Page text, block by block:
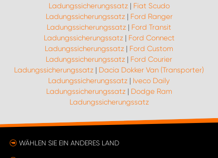
Ladungssicherungssatz| Fiat Scudo
Ladungssicherungssatz| Ford Ranger
Ladungssicherungssatz | Ford Transit
Ladungssicherungssatz| Ford Connect
Ladungssicherungssatz | Ford Custom
Ladungssicherungssatz | Ford Courier
Ladungssicherungssatz | Dacia Dokker Van (Transporter)
Ladungssicherungssatz | Iveco Daily
Ladungssicherungssatz| Dodge Ram
Ladungssicherungssatz
WÄHLEN SIE EIN ANDERES LAND